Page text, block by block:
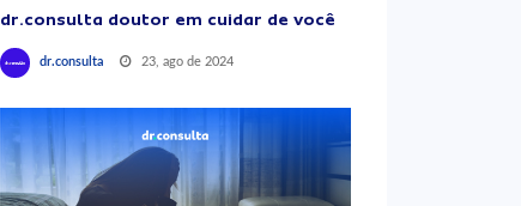
dr.consulta doutor em cuidar de você
dr.consulta 23, ago de 2024